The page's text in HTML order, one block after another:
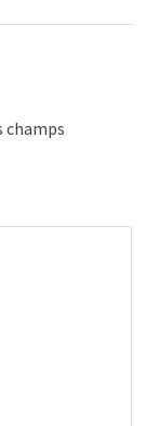
champs